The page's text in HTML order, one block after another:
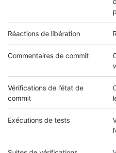
Réactions de libération
Commentaires de commit
Vérifications de l’état de
commit
Exécutions de tests